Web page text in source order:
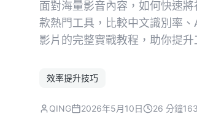
面對海量影音內容，如何快速
款熱門工具，比較中文識別率
影片的完整實戰教程，助你提升
效率提升技巧
QING 2026年5月10日 26 分鐘